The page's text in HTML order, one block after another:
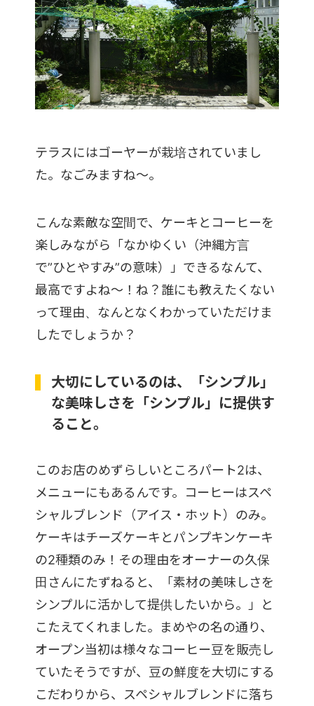
テラスにはゴーヤーが栽培されていまし
た。なごみますね～。
こんな素敵な空間で、ケーキとコーヒーを
楽しみながら「なかゆくい（沖縄方言
で”ひとやすみ”の意味）」できるなんて、
最高ですよね～！ね？誰にも教えたくない
って理由、なんとなくわかっていただけま
したでしょうか？
大切にしているのは、「シンプル」
な美味しさを「シンプル」に提供す
ること。
このお店のめずらしいところパート2は、
メニューにもあるんです。コーヒーはスペ
シャルブレンド（アイス・ホット）のみ。
ケーキはチーズケーキとパンプキンケーキ
の2種類のみ！その理由をオーナーの久保
田さんにたずねると、「素材の美味しさを
シンプルに活かして提供したいから。」と
こたえてくれました。まめやの名の通り、
オープン当初は様々なコーヒー豆を販売し
ていたそうですが、豆の鮮度を大切にする
こだわりから、スペシャルブレンドに落ち